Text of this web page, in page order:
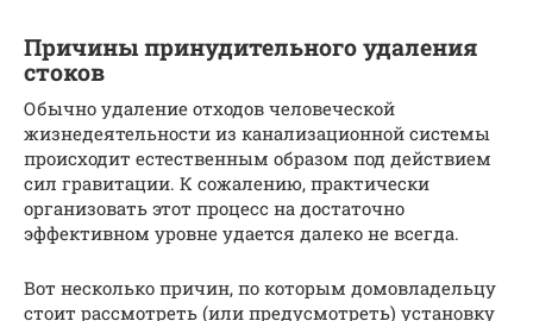
Причины принудительного удаления
стоков
Обычно удаление отходов человеческой
жизнедеятельности из канализационной системы
происходит естественным образом под действием
сил гравитации. К сожалению, практически
организовать этот процесс на достаточно
эффективном уровне удается далеко не всегда.
Вот несколько причин, по которым домовладельцу
стоит рассмотреть (или предусмотреть) установку